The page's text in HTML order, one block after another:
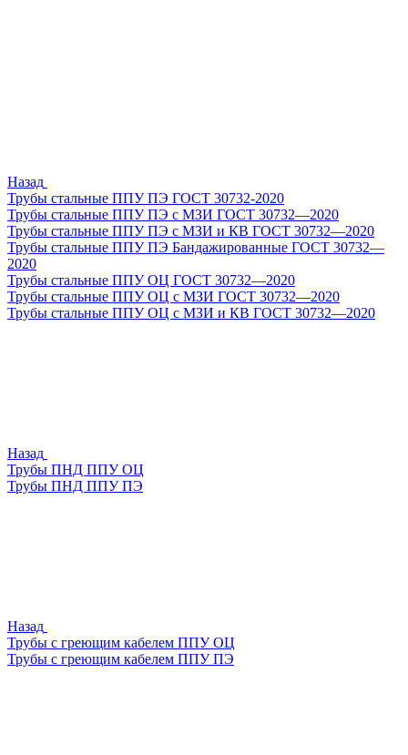
Назад
Трубы стальные ППУ ПЭ ГОСТ 30732-2020
Трубы стальные ППУ ПЭ с МЗИ ГОСТ 30732—2020
Трубы стальные ППУ ПЭ с МЗИ и КВ ГОСТ 30732—2020
Трубы стальные ППУ ПЭ Бандажированные ГОСТ 30732—
2020
Трубы стальные ППУ ОЦ ГОСТ 30732—2020
Трубы стальные ППУ ОЦ с МЗИ ГОСТ 30732—2020
Трубы стальные ППУ ОЦ с МЗИ и КВ ГОСТ 30732—2020
Назад
Трубы ПНД ППУ ОЦ
Трубы ПНД ППУ ПЭ
Назад
Трубы с греющим кабелем ППУ ОЦ
Трубы с греющим кабелем ППУ ПЭ